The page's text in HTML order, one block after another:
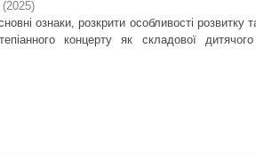
(2025)
ознаки, розкрити особливості
концерту як складової